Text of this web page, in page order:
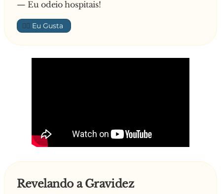
— Eu odeio hospitais!
👍🏼
Revelando a Gravidez